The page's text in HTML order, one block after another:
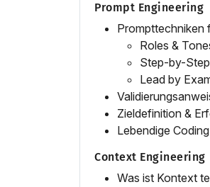
Prompt Engineering
Prompttechniken
Roles &
Step-by-Step
Lead by
Zieldefinition &
Lebendige
Context Engineering
Was ist Kontext